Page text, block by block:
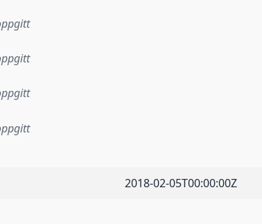
2018-02-05T00:00:00Z